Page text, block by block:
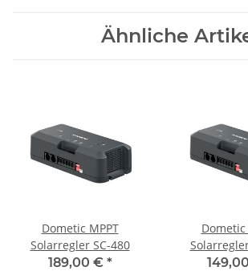
Ähnliche
Dometic MPPT
Solarregler SC-480
189,00 € *
Dometic